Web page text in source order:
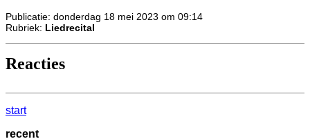
Publicatie: donderdag 18 mei 2023 om 09:14
Rubriek: Liedrecital
Reacties
start
recent